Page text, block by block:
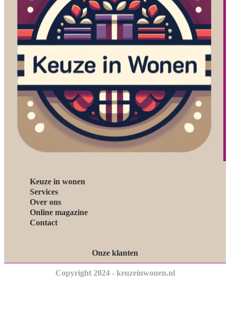
Keuze in wonen
Services
Over ons
Online magazine
Contact
Onze klanten
Copyright 2024 - keuzeinwonen.nl